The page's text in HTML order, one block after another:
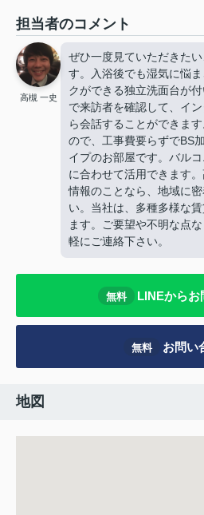
担当者のコメント
高槻 一史
ぜひ一度見ていただきた
す。入浴後でも湿気に悩
クができる独立洗面台が
で来訪者を確認して、イ
ら会話することができま
ので、工事費要らずでBS
イプのお部屋です。バル
に合わせて活用できます
情報のことなら、地域に
い。当社は、多種多様な
ます。ご要望や不明な点
軽にご連絡下さい。
無料 LINEからお
無料 お問い
地図